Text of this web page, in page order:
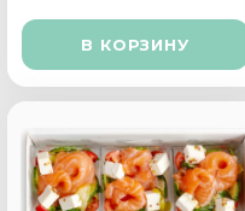
В КОРЗИНУ